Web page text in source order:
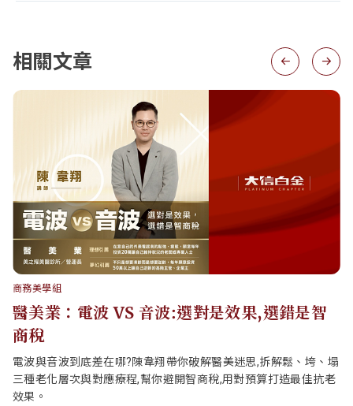
相關文章
商務美學組
醫美業：電波 VS 音波:選對是效果,選錯是智
商稅
電波與音波到底差在哪?陳韋翔帶你破解醫美迷思,拆解鬆、垮、塌
三種老化層次與對應療程,幫你避開智商稅,用對預算打造最佳抗老
效果。